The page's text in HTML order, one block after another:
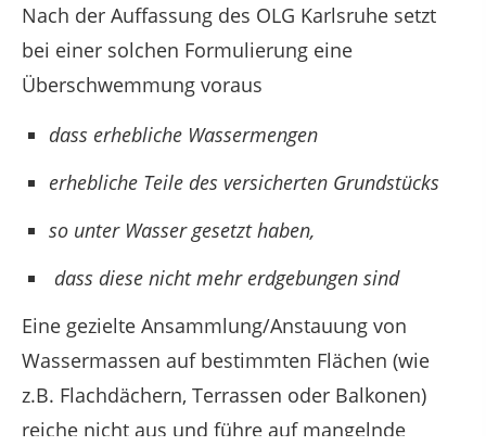
Nach der Auffassung des OLG Karlsruhe setzt
bei einer solchen Formulierung eine
Überschwemmung voraus
dass erhebliche Wassermengen
erhebliche Teile des versicherten Grundstücks
so unter Wasser gesetzt haben,
dass diese nicht mehr erdgebungen sind
Eine gezielte Ansammlung/Anstauung von
Wassermassen auf bestimmten Flächen (wie
z.B. Flachdächern, Terrassen oder Balkonen)
reiche nicht aus und führe auf mangelnde